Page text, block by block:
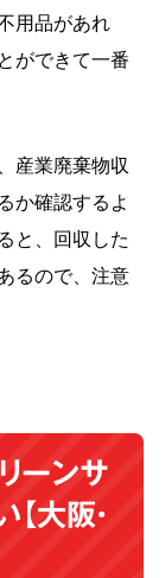
用品があれ
ができて一番
産業廃棄物収
か確認するよ
と、回収した
るので、注意
ーンサ
大阪・